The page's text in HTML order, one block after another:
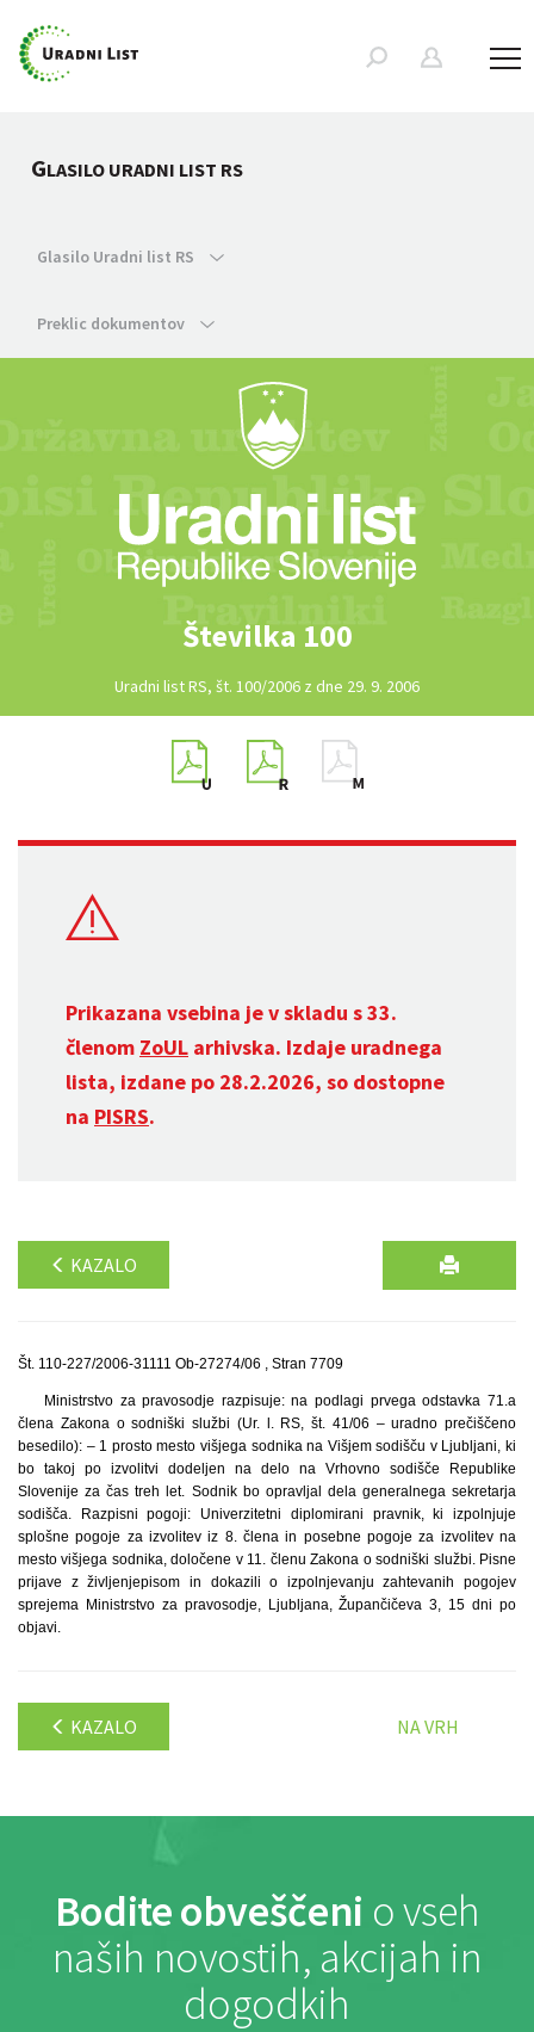
GLASILO URADNI LIST RS
Glasilo Uradni list RS
Preklic dokumentov
Številka 100
Uradni list RS, št. 100/2006 z dne 29. 9. 2006
Prikazana vsebina je v skladu s 33.
členom ZoUL arhivska. Izdaje uradnega
lista, izdane po 28.2.2026, so dostopne
na PISRS.
KAZALO
Št. 110-227/2006-31111 Ob-27274/06 , Stran 7709
Ministrstvo za pravosodje razpisuje: na podlagi prvega odstavka 71.a
člena Zakona o sodniški službi (Ur. l. RS, št. 41/06 – uradno prečiščeno
besedilo): – 1 prosto mesto višjega sodnika na Višjem sodišču v Ljubljani, ki
bo takoj po izvolitvi dodeljen na delo na Vrhovno sodišče Republike
Slovenije za čas treh let. Sodnik bo opravljal dela generalnega sekretarja
sodišča. Razpisni pogoji: Univerzitetni diplomirani pravnik, ki izpolnjuje
splošne pogoje za izvolitev iz 8. člena in posebne pogoje za izvolitev na
mesto višjega sodnika, določene v 11. členu Zakona o sodniški službi. Pisne
prijave z življenjepisom in dokazili o izpolnjevanju zahtevanih pogojev
sprejema Ministrstvo za pravosodje, Ljubljana, Župančičeva 3, 15 dni po
objavi.
KAZALO NA VRH
Bodite obveščeni o vseh
naših novostih, akcijah in
dogodkih